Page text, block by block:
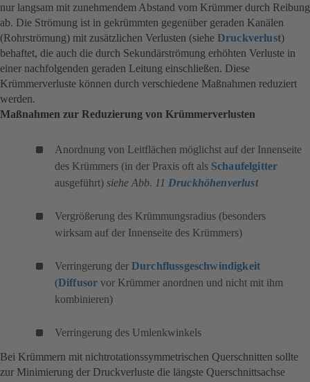
nur langsam mit zunehmendem Abstand vom Krümmer durch Reibung
ab. Die Strömung ist in gekrümmten gegenüber geraden Kanälen
(Rohrströmung) mit zusätzlichen Verlusten (siehe Druckverlust)
behaftet, die auch die durch Sekundärströmung erhöhten Verluste in
einer nachfolgenden geraden Leitung einschließen. Diese
Krümmerverluste können durch verschiedene Maßnahmen reduziert
werden.
Maßnahmen zur Reduzierung von Krümmerverlusten
Anordnung von Leitflächen möglichst auf der Innenseite
des Krümmers (in der Praxis oft als Schaufelgitter
ausgeführt) siehe Abb. 11 Druckhöhenverlust
Vergrößerung des Krümmungsradius (besonders
wirksam auf der Innenseite des Krümmers)
Verringerung der Durchflussgeschwindigkeit
(Diffusor vor Krümmer anordnen und nicht mit ihm
kombinieren)
Verringerung des Umlenkwinkels
Bei Krümmern mit nichtrotationssymmetrischen Querschnitten sollte
zur Minimierung der Druckverluste die längste Querschnittsachse